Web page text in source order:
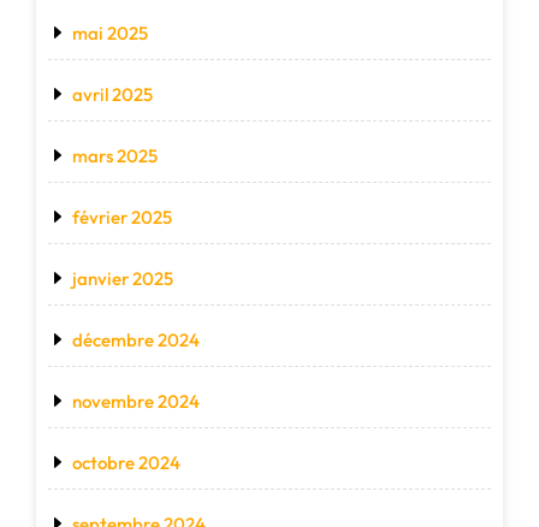
mai 2025
avril 2025
mars 2025
février 2025
janvier 2025
décembre 2024
novembre 2024
octobre 2024